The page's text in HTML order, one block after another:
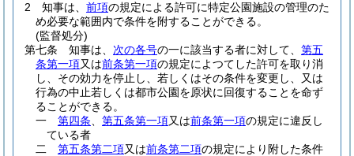
2
知事は、 前項の規定による許可に特定公園施設の管理のた
め必要な範囲内で条件を附することができる。
(監督処分)
第七条
知事は、 次の各号の一に該当する者に対して、 第五
条第一項又は前条第一項の規定によつてした許可を取り消
し、その効力を停止し、若しくはその条件を変更し、又は
行為の中止若しくは都市公園を原状に回復することを命ず
ることができる。
一
第四条 第五条第一項又は前条第一項の規定に違反し
ている者
二
第五条第二項又は前条第二項の規定により附した条件